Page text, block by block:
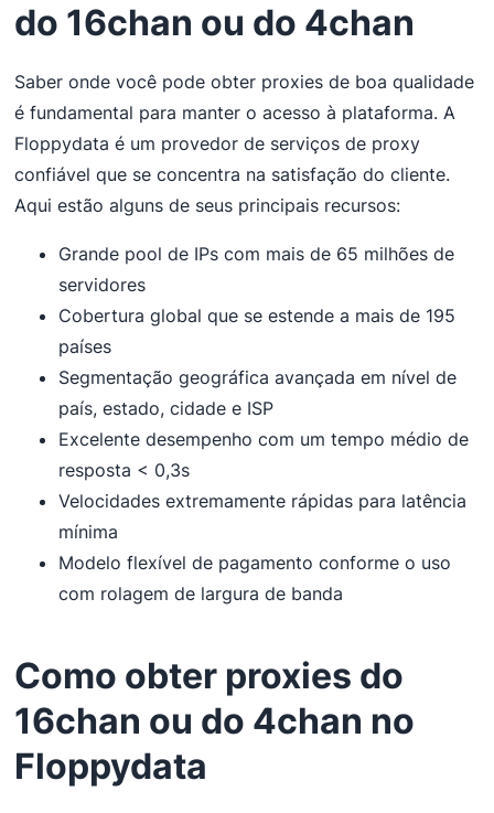
do 16chan ou do 4chan
Saber onde você pode obter proxies de boa qualidade
é fundamental para manter o acesso à plataforma. A
Floppydata é um provedor de serviços de proxy
confiável que se concentra na satisfação do cliente.
Aqui estão alguns de seus principais recursos:
Grande pool de IPs com mais de 65 milhões de
servidores
Cobertura global que se estende a mais de 195
países
Segmentação geográfica avançada em nível de
país, estado, cidade e ISP
Excelente desempenho com um tempo médio de
resposta < 0,3s
Velocidades extremamente rápidas para latência
mínima
Modelo flexível de pagamento conforme o uso
com rolagem de largura de banda
Como obter proxies do
16chan ou do 4chan no
Floppydata